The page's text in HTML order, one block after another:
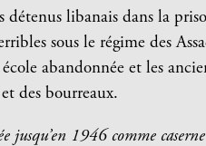
détenus libanais dans la
sous le régime des
abandonnée et les
des bourreaux.
1946 comme caserne